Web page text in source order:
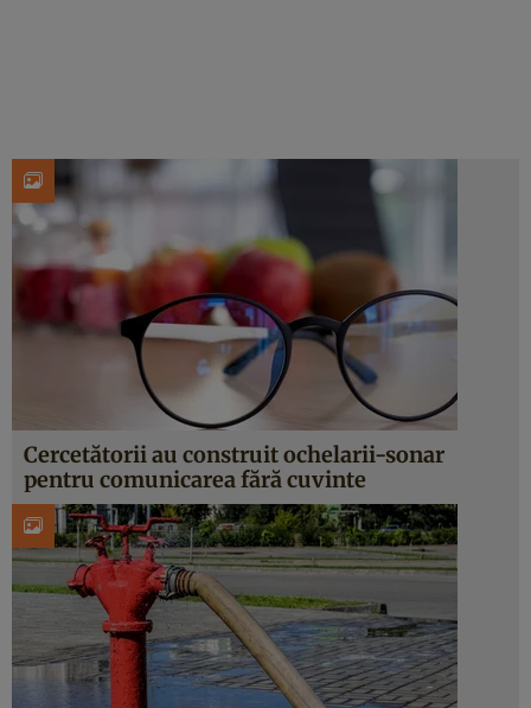
Cercetătorii au construit ochelarii-sonar
pentru comunicarea fără cuvinte